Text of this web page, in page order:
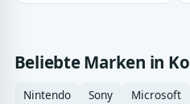
Beliebte Marken in
Nintendo Sony Microsoft